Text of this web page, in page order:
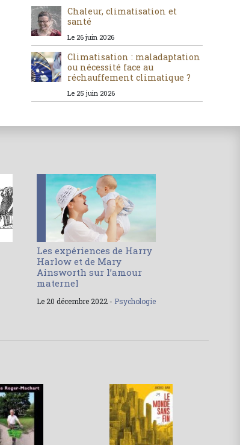
Chaleur, climatisation et
santé
Le 26 juin 2026
Climatisation : maladaptation
ou nécessité face au
réchauffement climatique ?
Le 25 juin 2026
Les expériences de Harry
Harlow et de Mary
Ainsworth sur l’amour
maternel
Le 20 décembre 2022 - Psychologie